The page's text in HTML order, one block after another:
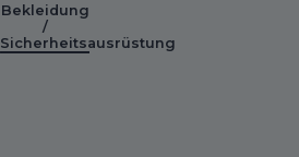
Bekleidung
/
Sicherheitsausrüstung